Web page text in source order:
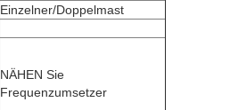
Einzelner/Doppelmast
NÄHEN Sie
Frequenzumsetzer